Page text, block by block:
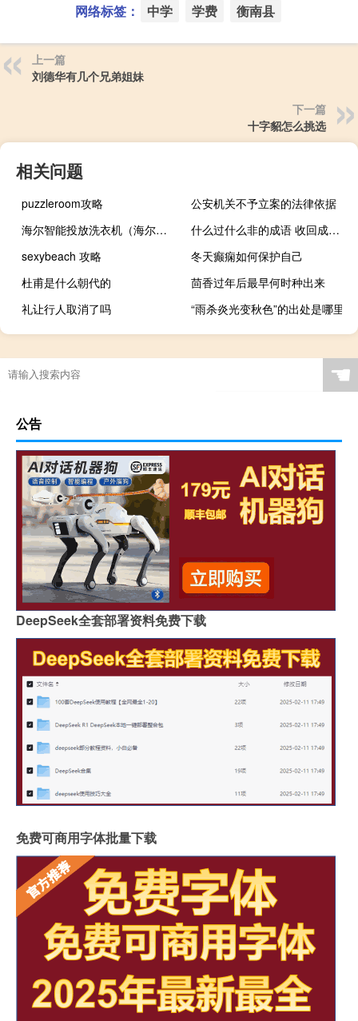
网络标签： 中学 学费 衡南县
上一篇
刘德华有几个兄弟姐妹
下一篇
十字貂怎么挑选
相关问题
puzzleroom攻略
公安机关不予立案的法律依据
海尔智能投放洗衣机（海尔智能投币洗衣机）
什么过什么非的成语 收回成命是什么生肖
sexybeach 攻略
冬天癫痫如何保护自己
杜甫是什么朝代的
茴香过年后最早何时种出来
礼让行人取消了吗
“雨杀炎光变秋色”的出处是哪里
☚
公告
DeepSeek全套部署资料免费下载
免费可商用字体批量下载